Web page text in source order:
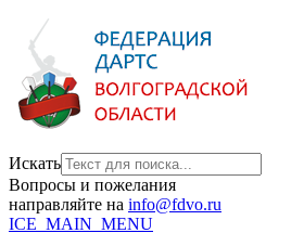
Искать
Вопросы и пожелания
направляйте на info@fdvo.ru
ICE_MAIN_MENU